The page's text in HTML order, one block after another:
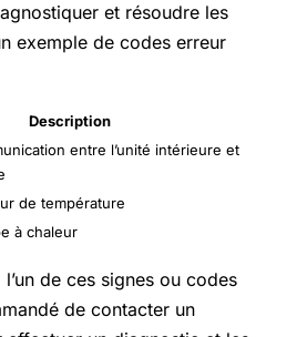
et résoudre les
exemple de codes erreur
Description
entre l’unité intérieure et
de température
à chaleur
de ces signes ou codes
de contacter un